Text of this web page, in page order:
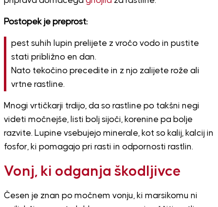
Postopek je preprost:
pest suhih lupin prelijete z vročo vodo in pustite
stati približno en dan.
Nato tekočino precedite in z njo zalijete rože ali
vrtne rastline.
Mnogi vrtičkarji trdijo, da so rastline po takšni negi
videti močnejše, listi bolj sijoči, korenine pa bolje
razvite. Lupine vsebujejo minerale, kot so kalij, kalcij in
fosfor, ki pomagajo pri rasti in odpornosti rastlin.
Vonj, ki odganja škodljivce
Česen je znan po močnem vonju, ki marsikomu ni